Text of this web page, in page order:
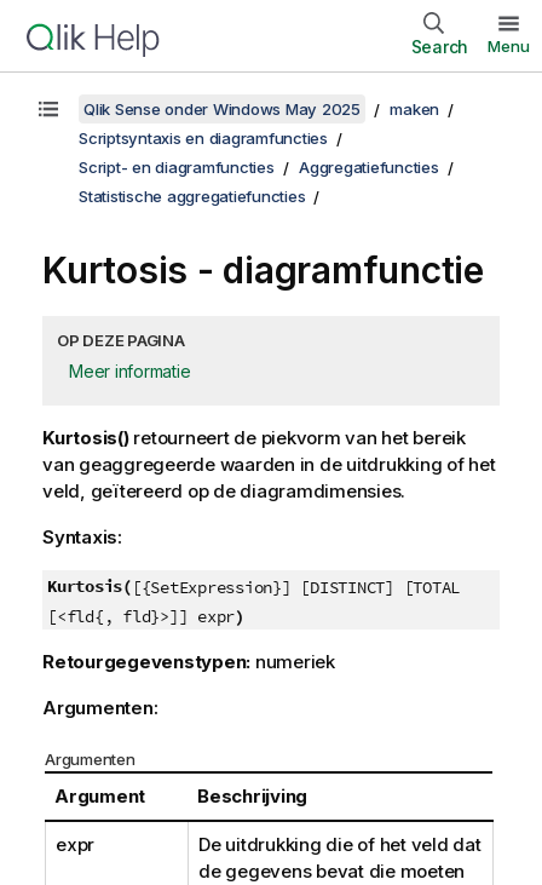
Search Menu
Qlik Sense onder Windows May 2025
maken
Scriptsyntaxis en diagramfuncties
Script- en diagramfuncties
Aggregatiefuncties
Statistische aggregatiefuncties
Kurtosis - diagramfunctie
OP DEZE PAGINA
Meer informatie
Kurtosis()retourneert de piekvorm van het bereik
van geaggregeerde waarden in de uitdrukking of het
veld, geïtereerd op de diagramdimensies.
Syntaxis:
Kurtosis( [{SetExpression}] [DISTINCT] [TOTAL
[<fld{, fld}>]] expr)
Retourgegevenstypen: numeriek
Argumenten:
Argumenten
Argument Beschrijving
expr
De uitdrukking die of het veld dat
de gegevens bevat die moeten